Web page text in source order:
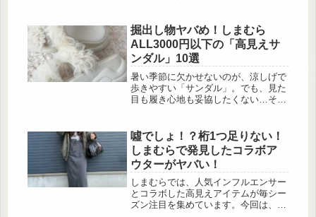
かで遊び心ある内容です。 普段のお
出かけやお買い物で大活躍間違いなし
のアイテムを、ぜひチェックしてくだ
さいね♪ 大人のおしゃれ手帖 2025年
10月号 付録：tsumori chisato 花柄ト
ート＆ねこハンカチ＆ねこ型コインケ
ース 出典:beautyまとめ 付録は華
やかな花柄トートバッグ・カラフ...
掘出し物ヤバめ！しまむら
ALL3000円以下の「高見えサ
ンダル」10選
暑い季節に欠かせないのが、涼しげで
歩きやすい「サンダル」。でも、見た
目も履き心地も妥協したくない…そん
はなんとすべて3,000円以下で手に入
る、トレンド感ばっちりの優秀サンダ
ルを厳選してご紹介します。プチプラ
でも“ちゃんと可愛い”一足を探してい
る人、必見です♡エアソールとチュー
ル素材の組み合わせが絶妙なサンダル
この投稿をInstagramで見る ...
噓でしょ！？桁1つ足りない！
しまむらで発見したコラボア
ウターがヤバい！
しまむらでは、人気インフルエンサー
とコラボした高見えアイテムが毎シー
ズン注目を集めています。今回は、そ